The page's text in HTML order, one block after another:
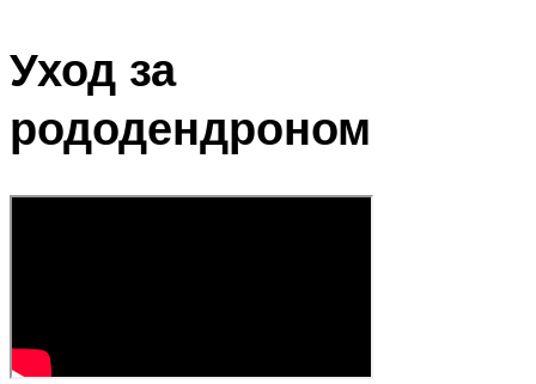
Уход за
рододендроном